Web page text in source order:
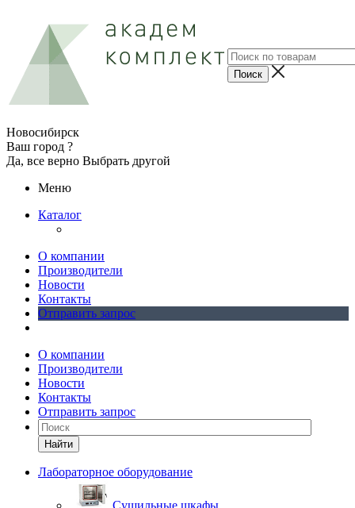
Новосибирск
Ваш город ?
Да, все верно Выбрать другой
Меню
Каталог
О компании
Производители
Новости
Контакты
Отправить запрос
О компании
Производители
Новости
Контакты
Отправить запрос
Найти
Лабораторное оборудование
Cушильные шкафы